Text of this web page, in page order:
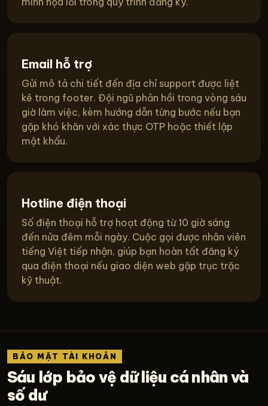
Email hỗ trợ
Gửi mô tả chi tiết đến địa chỉ support được liệt
kê trong footer. Đội ngũ phản hồi trong vòng sáu
giờ làm việc, kèm hướng dẫn từng bước nếu bạn
gặp khó khăn với xác thực OTP hoặc thiết lập
mật khẩu.
Hotline điện thoại
Số điện thoại hỗ trợ hoạt động từ 10 giờ sáng
đến nửa đêm mỗi ngày. Cuộc gọi được nhân viên
tiếng Việt tiếp nhận, giúp bạn hoàn tất đăng ký
qua điện thoại nếu giao diện web gặp trục trặc
kỹ thuật.
BẢO MẬT TÀI KHOẢN
Sáu lớp bảo vệ dữ liệu cá nhân và
số dư